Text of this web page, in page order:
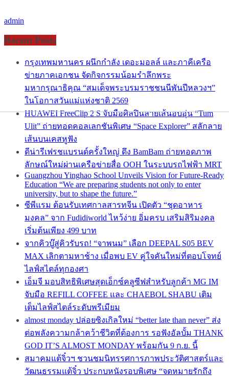
admin
Recent Posts
กรุงเทพมหานคร ผนึกกำลัง เดอะมอลล์ และภาคีเครือ
ข่ายภาคเอกชน จัดกิจกรรมน้อมรำลึกพระ
มหากรุณาธิคุณ “สมเด็จพระบรมราชชนนีพันปีหลวงฯ”
ในโอกาสวันแม่แห่งชาติ 2569
HUAWEI FreeClip 2 S จับมือศิลปินลายเส้นอบอุ่น “Tum
Ulit” ถ่ายทอดคอลเลกชันพิเศษ “Space Explorer” สลักลาย
เส้นบนเคสหูฟัง
ดีน่ารีเฟรชแบรนด์ครั้งใหญ่ ดึง BamBam ถ่ายทอดภาพ
ลักษณ์ใหม่ผ่านเครือข่ายสื่อ OOH ในระบบรถไฟฟ้า MRT
Guangzhou Yinghao School Unveils Vision for Future-Ready
Education “We are preparing students not only to enter
university, but to shape the future.”
ซีพีแรม ต้อนรับเทศกาลสารทจีน เปิดตัว “ชุดอาหาร
มงคล” จาก Fudidiworld ไหว้ง่าย อิ่มครบ เสริมสิริมงคล
เริ่มต้นเพียง 499 บาท
จากคิวบู๊สู่คิวรับรถ! “จาพนม” เลือก DEEPAL S05 BEV
MAX เลิกตามหาช้าง เมื่อพบ EV คู่ใจคันใหม่ที่ตอบโจทย์
ไลฟ์สไตล์ทุกองศา
เอ็มจี มอบสิทธิพิเศษสุดเอ็กซ์คลูซีฟสำหรับลูกค้า MG IM
จับมือ REFILL COFFEE และ CHAEBOL SHABU เติม
เต็มไลฟ์สไตล์ระดับพรีเมียม
almost monday ปล่อยซิงเกิลใหม่ “better late than never” ส่ง
ต่อพลังความกล้าคว้าชีวิตที่ต้องการ รอฟังอัลบั้ม THANK
GOD IT’S ALMOST MONDAY พร้อมกัน 9 ก.ย. นี้
สมาคมแต้จิ๋วฯ ชวนชมนิทรรศการภาพประวัติศาสตร์และ
วัฒนธรรมแต้จิ๋ว ประกบหนังรอบพิเศษ “จดหมายรักถึง